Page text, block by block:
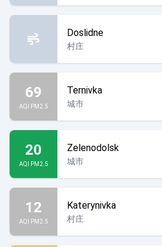
Doslidne
村庄
69
AQI PM2.5
Ternivka
城市
20
AQI PM2.5
Zelenodolsk
城市
12
AQI PM2.5
Katerynivka
村庄